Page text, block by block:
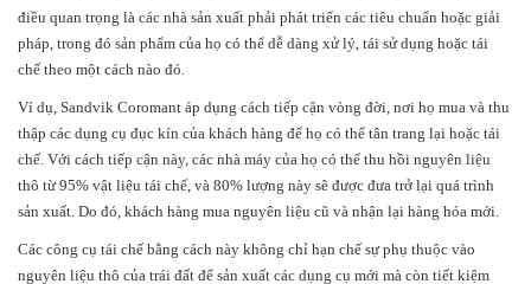
điều quan trọng là các nhà sản xuất phải phát triển các tiêu chuẩn hoặc giải
pháp, trong đó sản phẩm của họ có thể dễ dàng xử lý, tái sử dụng hoặc tái
chế theo một cách nào đó.
Ví dụ, Sandvik Coromant áp dụng cách tiếp cận vòng đời, nơi họ mua và thu
thập các dụng cụ đục kín của khách hàng để họ có thể tân trang lại hoặc tái
chế. Với cách tiếp cận này, các nhà máy của họ có thể thu hồi nguyên liệu
thô từ 95% vật liệu tái chế, và 80% lượng này sẽ được đưa trở lại quá trình
sản xuất. Do đó, khách hàng mua nguyên liệu cũ và nhận lại hàng hóa mới.
Các công cụ tái chế bằng cách này không chỉ hạn chế sự phụ thuộc vào
nguyên liệu thô của trái đất để sản xuất các dụng cụ mới mà còn tiết kiệm